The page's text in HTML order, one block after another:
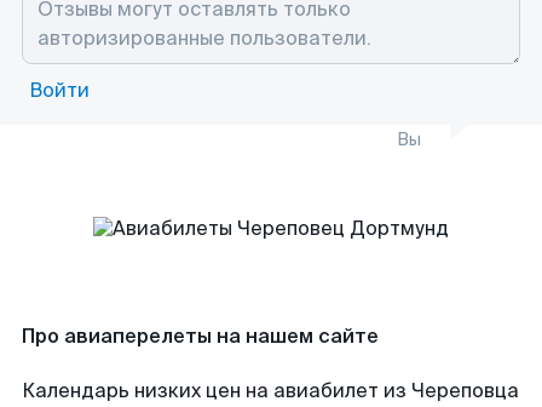
Войти
Вы
Про авиаперелеты на нашем сайте
Календарь низких цен на авиабилет из Череповца